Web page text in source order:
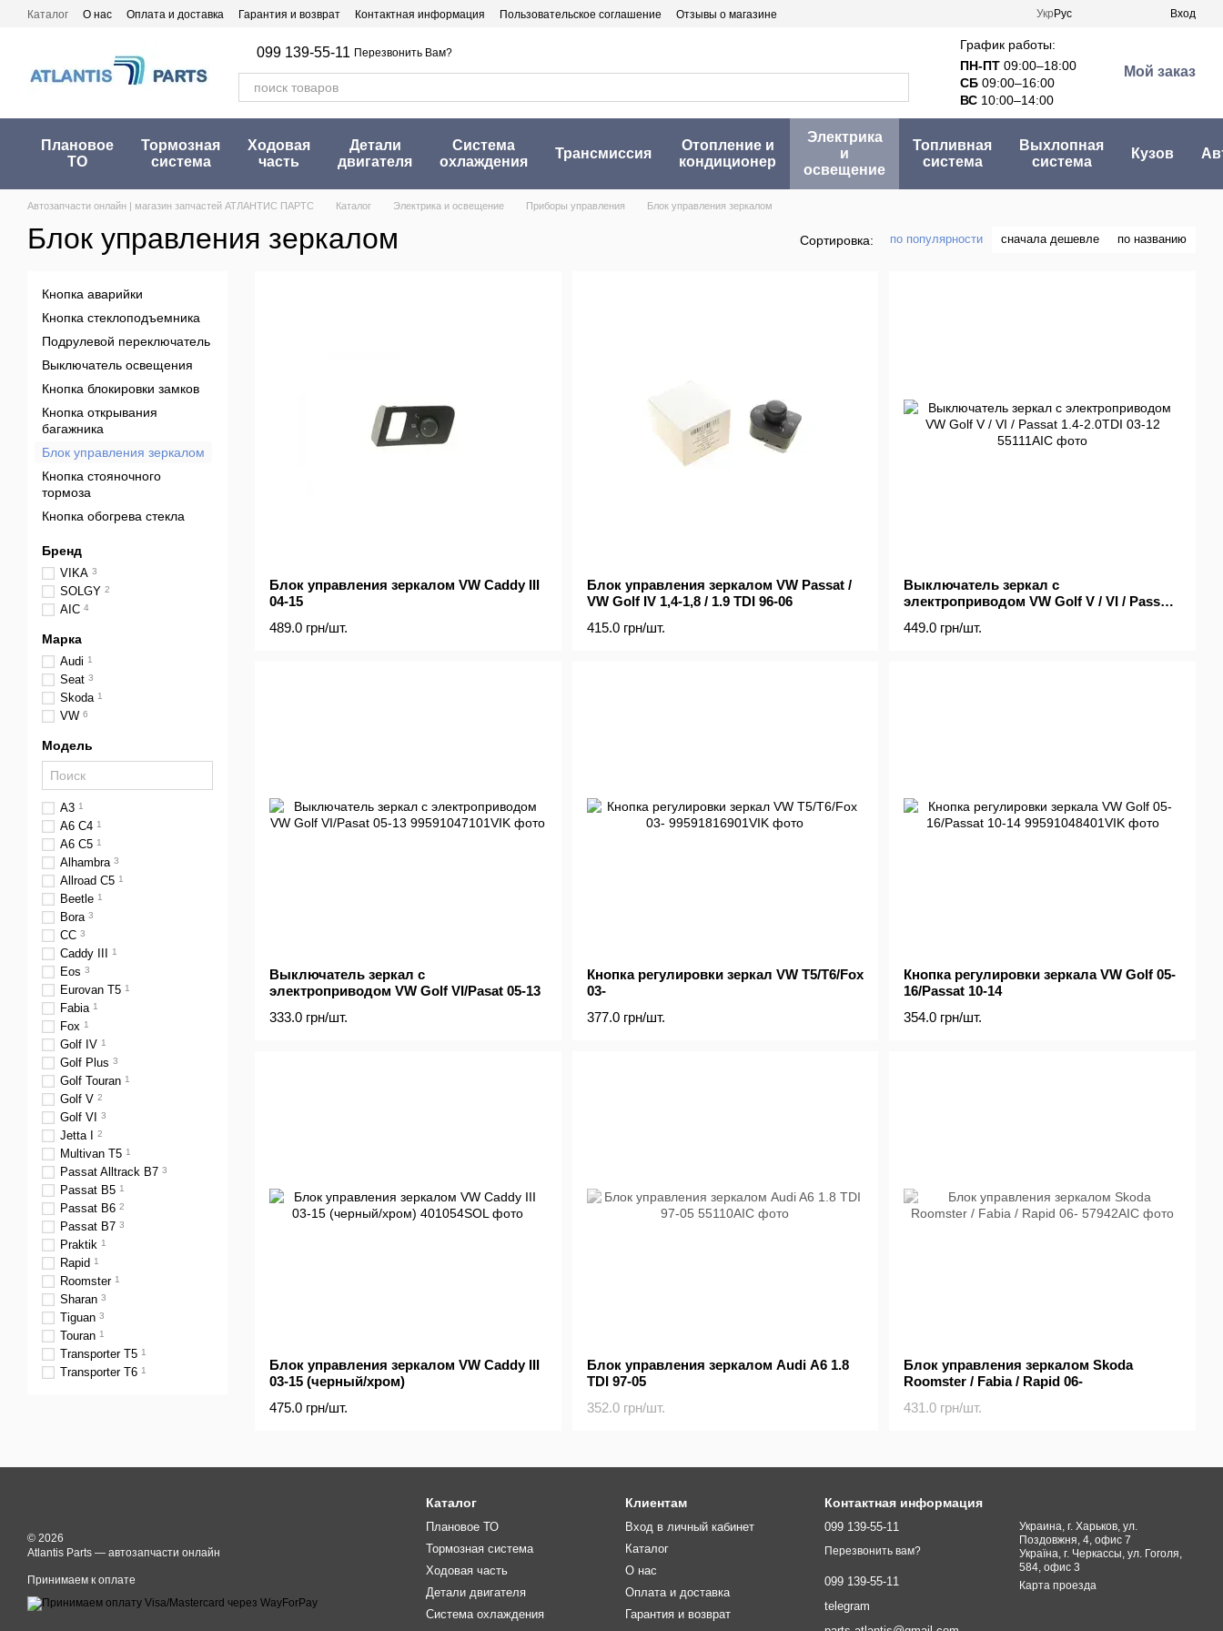
Перейти к основному контенту
Каталог О нас Оплата и доставка Гарантия и возврат Контактная информация Пользовательское соглашение Отзывы о магазине Укр Рус Вход
099 139-55-11 Перезвонить Вам?
График работы:
ПН-ПТ 09:00–18:00
СБ 09:00–16:00
ВС 10:00–14:00
Мой заказ
Плановое
ТО
Тормозная
система
Ходовая
часть
Детали
двигателя
Система
охлаждения
Трансмиссия
Отопление и
кондиционер
Электрика
и
освещение
Топливная
система
Выхлопная
система
Кузов
Автозапчасти онлайн | магазин запчастей АТЛАНТИС ПАРТС Каталог Электрика и освещение Приборы управления Блок управления зеркалом
Блок управления зеркалом Сортировка: по популярности сначала дешевле по названию
Блок управления зеркалом VW Caddy III
04-15
489.0 грн/шт.
Блок управления зеркалом VW Passat /
VW Golf IV 1,4-1,8 / 1.9 TDI 96-06
415.0 грн/шт.
Выключатель зеркал с
электроприводом VW Golf V / VI / Passat
449.0 грн/шт.
Выключатель зеркал с
электроприводом VW Golf VI/Pasat 05-13
333.0 грн/шт.
Кнопка регулировки зеркал VW T5/T6/Fox
03-
377.0 грн/шт.
Кнопка регулировки зеркала VW Golf 05-
16/Passat 10-14
354.0 грн/шт.
Блок управления зеркалом VW Caddy III
03-15 (черный/хром)
475.0 грн/шт.
Блок управления зеркалом Audi A6 1.8
TDI 97-05
352.0 грн/шт.
Блок управления зеркалом Skoda
Roomster / Fabia / Rapid 06-
431.0 грн/шт.
Кнопка аварийки
Кнопка стеклоподъемника
Подрулевой переключатель
Выключатель освещения
Кнопка блокировки замков
Кнопка открывания
багажника
Блок управления зеркалом
Кнопка стояночного
тормоза
Кнопка обогрева стекла
Бренд
VIKA 3
SOLGY 2
AIC 4
Марка
Audi 1
Seat 3
Skoda 1
VW 6
Модель
A3 1
A6 C4 1
A6 C5 1
Alhambra 3
Allroad C5 1
Beetle 1
Bora 3
CC 3
Caddy III 1
Eos 3
Eurovan T5 1
Fabia 1
Fox 1
Golf IV 1
Golf Plus 3
Golf Touran 1
Golf V 2
Golf VI 3
Jetta I 2
Multivan T5 1
Passat Alltrack B7 3
Passat B5 1
Passat B6 2
Passat B7 3
Praktik 1
Rapid 1
Roomster 1
Sharan 3
Tiguan 3
Touran 1
Transporter T5 1
Transporter T6 1
© 2026
Atlantis Parts — автозапчасти онлайн
Принимаем к оплате
Каталог
Плановое ТО
Тормозная система
Ходовая часть
Детали двигателя
Система охлаждения
Клиентам
Вход в личный кабинет
Каталог
О нас
Оплата и доставка
Гарантия и возврат
Контактная информация
099 139-55-11
Перезвонить вам?
099 139-55-11
telegram
Украина, г. Харьков, ул.
Поздовжня, 4, офис 7
Україна, г. Черкассы, ул. Гоголя,
584, офис 3
Карта проезда